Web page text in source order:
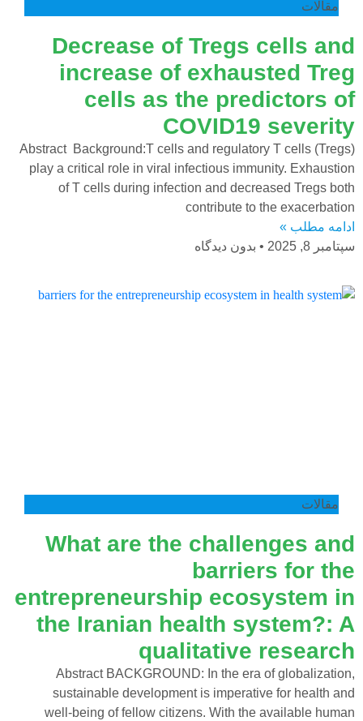
مقالات
Decrease of Tregs cells and
increase of exhausted Treg
cells as the predictors of
COVID19 severity
Abstract Background:T cells and regulatory T cells (Tregs)
play a critical role in viral infectious immunity. Exhaustion
of T cells during infection and decreased Tregs both
contribute to the exacerbation
ادامه مطلب »
سپتامبر 8, 2025
بدون دیدگاه
مقالات
What are the challenges and
barriers for the
entrepreneurship ecosystem in
the Iranian health system?: A
qualitative research
Abstract BACKGROUND: In the era of globalization,
sustainable development is imperative for health and
well‑being of fellow citizens. With the available human